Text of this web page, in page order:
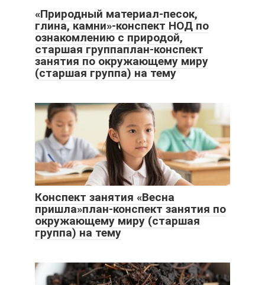
«Природный материал-песок,
глина, камни»-конспект НОД по
ознакомлению с природой,
старшая группаплан-конспект
занятия по окружающему миру
(старшая группа) на тему
Конспект занятия «Весна
пришла»план-конспект занятия по
окружающему миру (старшая
группа) на тему